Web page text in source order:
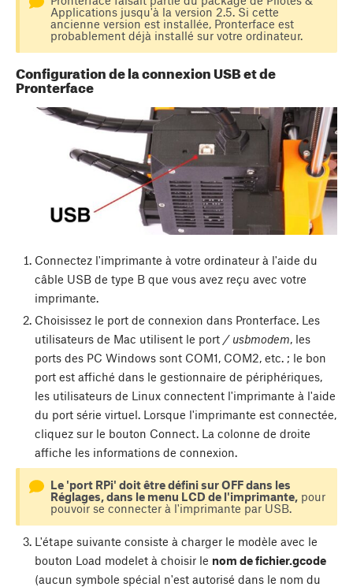
Applications jusqu'à la version 2.5. Si cette
ancienne version est installée, Pronterface est
probablement déjà installé sur votre ordinateur.
Configuration de la connexion USB et de
Pronterface
Connectez l'imprimante à votre ordinateur à l'aide du
câble USB de type B que vous avez reçu avec votre
imprimante.
Choisissez le port de connexion dans Pronterface. Les
utilisateurs de Mac utilisent le port / usbmodem, les
ports des PC Windows sont COM1, COM2, etc. ; le bon
port est affiché dans le gestionnaire de périphériques,
les utilisateurs de Linux connectent l'imprimante à l'aide
du port série virtuel. Lorsque l'imprimante est connectée,
cliquez sur le bouton Connect. La colonne de droite
affiche les informations de connexion.
Le 'port RPi' doit être défini sur OFF dans les
Réglages, dans le menu LCD de l'imprimante,pour
pouvoir se connecter à l'imprimante par USB.
L'étape suivante consiste à charger le modèle avec le
bouton Load modelet à choisir le nom de fichier.gcode
(aucun symbole spécial n'est autorisé dans le nom du